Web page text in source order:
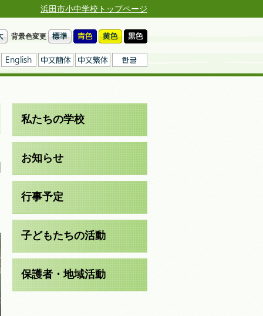
浜田市小中学校トップページ
背景色変更
私たちの学校
お知らせ
行事予定
子どもたちの活動
保護者・地域活動